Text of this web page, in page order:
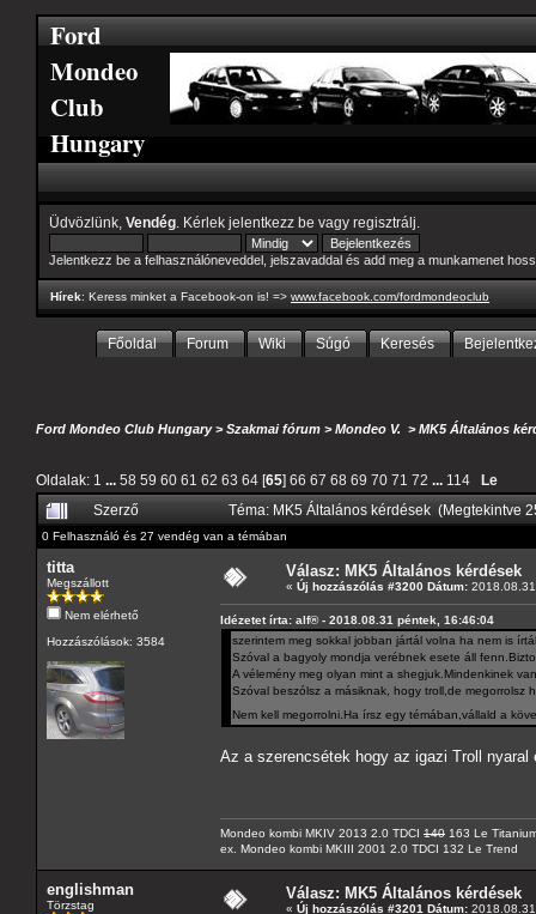
Ford
Mondeo
Club
Hungary
Üdvözlünk, Vendég . Kérlek jelentkezz be vagy regisztrálj
Jelentkezz be a felhasználóneveddel, jelszavaddal és add meg a munkamenet
Hírek: Keress minket a Facebook-on is! => www.facebook.com/fordmondeoclub
Főoldal Forum Wiki Súgó Keresés
Ford Mondeo Club Hungary>Szakmai fórum >Mondeo V. >MK5 Általános
Oldalak: 1 ... 58 59 60 61 62 63 64 [65] 66 67 68 69 70 71 72 ... 114
Le
Szerző
Téma: MK5 Általános kérdések (Megtekintve
0 Felhasználó és 27 vendég van a témában
titta
Megszállott
Nem elérhető
Hozzászólások: 3584
Válasz: MK5 Általános kérdések
« Új hozzászólás #3200 Dátum:
Idézetet írta: alf® - 2018.08.31 péntek, 16:46:04
szerintem meg sokkal jobban jártál volna ha nem is
Szóval a bagyoly mondja verébnek esete áll
A vélemény meg olyan mint a shegjuk.Mindenkinek
Szóval beszólsz a másiknak, hogy troll,de megorrolsz
Nem kell megorrolni.Ha írsz egy témában,vállald a
Az a szerencsétek hogy az igazi Troll
Mondeo kombi MKIV 2013 2.0 TDCI 140 163 Le
ex. Mondeo kombi MKIII 2001 2.0 TDCI 132 Le Trend
englishman
Törzstag
Válasz: MK5 Általános kérdések
« Új hozzászólás #3201 Dátum: